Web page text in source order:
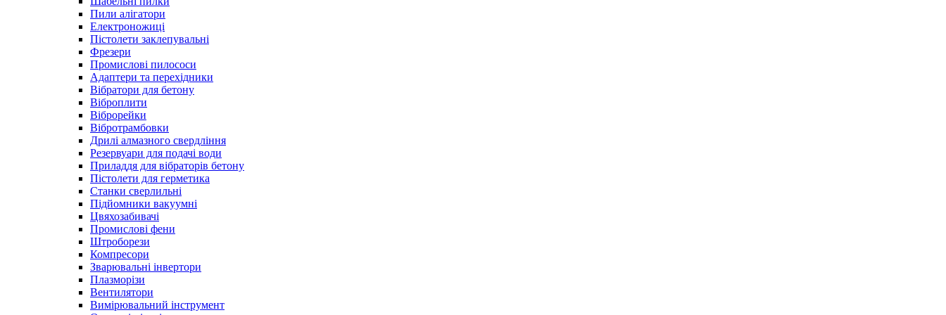
Пили алігатори
Електроножиці
Пістолети заклепувальні
Фрезери
Промислові пилососи
Адаптери та перехідники
Вібратори для бетону
Віброплити
Віброрейки
Вібротрамбовки
Дрилі алмазного свердління
Резервуари для подачі води
Приладдя для вібраторів бетону
Пістолети для герметика
Станки сверлильні
Підйомники вакуумні
Цвяхозабивачі
Промислові фени
Штроборези
Компресори
Зварювальні інвертори
Плазморізи
Вентилятори
Вимірювальний інструмент